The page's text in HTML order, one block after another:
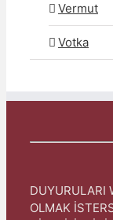
Vermut
Votka
DUYURULARI
OLMAK